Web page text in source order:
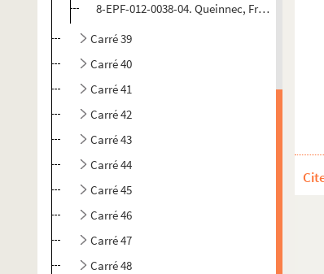
8-EPF-012-0038-04. Queinnec, François
Carré 39
Carré 40
Carré 41
Carré 42
Carré 43
Carré 44
Carré 45
Carré 46
Carré 47
Carré 48